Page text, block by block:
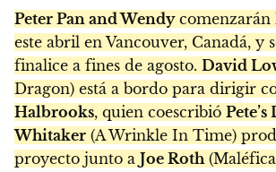
Peter Pan and Wendycomenzarán
este abril en Vancouver, Canadá, y
finalice a fines de agosto. David
Dragon) está a bordo para dirigir
Halbrooks, quien coescribió
Whitaker (A Wrinkle In Time)
proyecto junto a Joe Roth